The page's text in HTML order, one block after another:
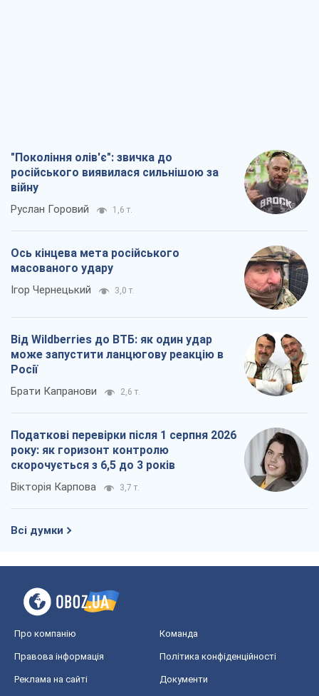
"Покоління олів'є": звичка до
російського виявилася сильнішою за
війну
Руслан Горовий 1,6 т.
Ось кінцева мета російського
масованого удару
Ігор Чернецький 3,0 т.
Від Wildberries до ВТБ: як один удар
може запустити ланцюгову реакцію в
Росії
Брати Капранови 2,6 т.
Податкові перевірки після 1 серпня 2026
року: як горизонт контролю
скорочується з 6,5 до 3 років
Вікторія Карпова 3,7 т.
Всі думки
Про компанію Команда
Правова інформація Політика конфіденційності
Реклама на сайті Документи